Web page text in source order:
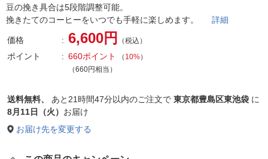
豆の挽き具合は5段階調整可能。
挽きたてのコーヒーをいつでも手軽に楽しめます。 詳細
価格 6,600円 （税込）
ポイント 660ポイント （ 10%）
（660円相当）
送料無料、 あと 21時間47分以内のご注文で 東京都豊島区東池袋 に
8月11日（火） お届け
お届け先を変更する